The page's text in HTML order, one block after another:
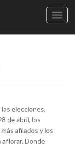
elecciones,
de abril, los
afilados y los
aflorar. Donde